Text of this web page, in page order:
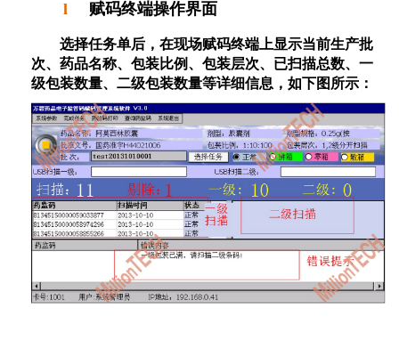
l 赋码终端操作界面
选择任务单后，在现场赋码终端上显示当前生产批
次、药品名称、包装比例、包装层次、已扫描总数、一
级包装数量、二级包装数量等详细信息，如下图所示：